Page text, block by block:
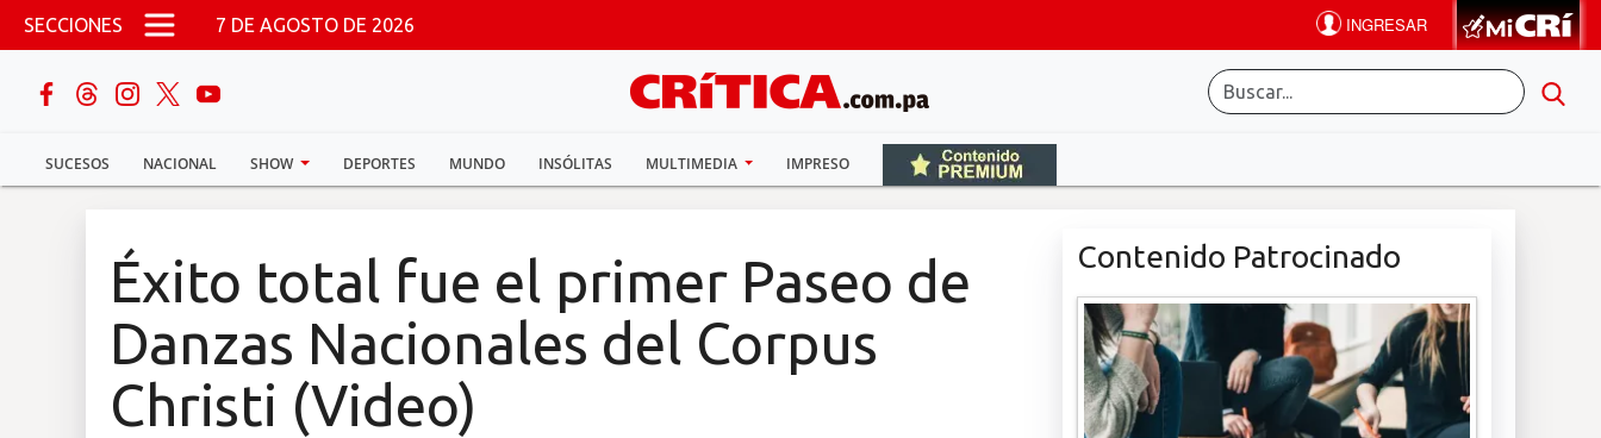
Pasar al contenido principal
SECCIONES 7 DE AGOSTO DE 2026
SUCESOS NACIONAL SHOW DEPORTES MUNDO INSÓLITAS MULTIMEDIA IMPRESO
buscar
Sucesos
Éxito total fue el primer Paseo de
Danzas Nacionales del Corpus
Christi (Video)
Contenido Patrocinado